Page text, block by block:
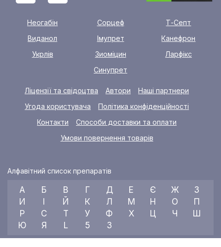
Неогабін Сорцеф
Т-Септ
Виданол
Імупрет
Канефрон
Укрлів
Зиоміцин
Ларфікс
Синупрет
Ліцензії та свідоцтва Автори
Наші партнери
Угода користувача
Політика конфіденційності
Контакти
Способи доставки та оплати
Умови повернення товарів
Алфавітний список препаратів
А Б В Г Д Е Є Ж
З
И
Й К Л М Н О
П
Р
С Т У Ф Х Ц Ч
Ш
Ю
Я L 5 3